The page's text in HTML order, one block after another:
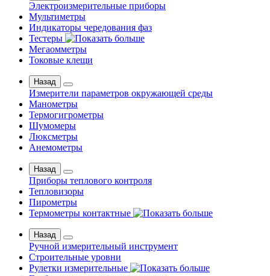
Электроизмерительные приборы
Мультиметры
Индикаторы чередования фаз
Тестеры
Мегаомметры
Токовые клещи
Назад
Измерители параметров окружающей среды
Манометры
Термогигрометры
Шумомеры
Люксметры
Анемометры
Назад
Приборы теплового контроля
Тепловизоры
Пирометры
Термометры контактные
Назад
Ручной измерительный инструмент
Строительные уровни
Рулетки измерительные